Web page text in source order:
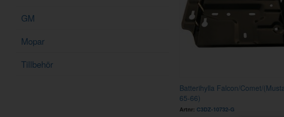
GM
Mopar
Tillbehör
Batterihylla Falcon/Comet/
65-66)
Artnr: C3DZ-10732-G